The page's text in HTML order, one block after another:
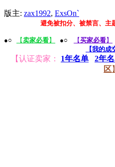
版主: zax1992, ExsOn`
避免被扣分、被禁言、主
●○ 【卖家必看】 ●○ 【买家必看】
【我的成
【认证卖家： 1年名单 2年
区】